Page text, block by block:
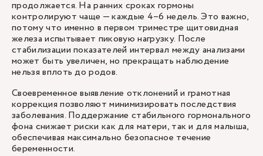
продолжается. На ранних сроках гормоны
контролируют чаще — каждые 4–6 недель. Это важно,
потому что именно в первом триместре щитовидная
железа испытывает пиковую нагрузку. После
стабилизации показателей интервал между анализами
может быть увеличен, но прекращать наблюдение
нельзя вплоть до родов.
Своевременное выявление отклонений и грамотная
коррекция позволяют минимизировать последствия
заболевания. Поддержание стабильного гормонального
фона снижает риски как для матери, так и для малыша,
обеспечивая максимально безопасное течение
беременности.